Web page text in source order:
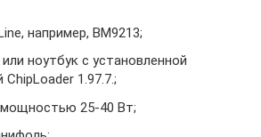
например, ВМ9213;
ноутбук с установленной
1.97.7.;
мощностью 25-40 Вт;